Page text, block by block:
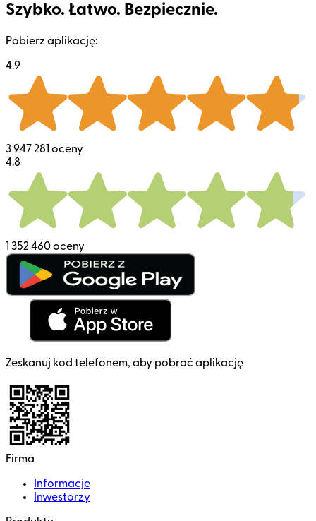
Szybko. Łatwo. Bezpiecznie.
Pobierz aplikację:
4.9
3 947 281 oceny
4.8
1 352 460 oceny
Zeskanuj kod telefonem, aby pobrać aplikację
Firma
Informacje
Inwestorzy